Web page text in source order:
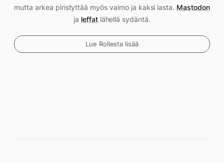
mutta arkea piristyttää myös vaimo ja kaksi lasta. Mastodon
ja leffatlähellä sydäntä.
Lue Rollesta lisää